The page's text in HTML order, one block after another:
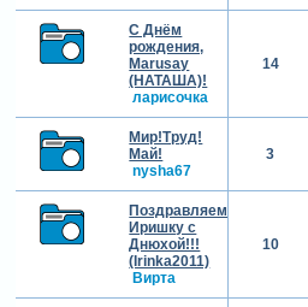
С Днём
рождения,
Marusay
(НАТАША)!
ларисочка
14
Мир!Труд!
Май!
nysha67
3
Поздравляем
Иришку с
Днюхой!!!
(Irinka2011)
Вирта
10